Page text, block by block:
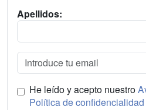
Apellidos:
He leído y acepto nuestro
Política de confidencialidad